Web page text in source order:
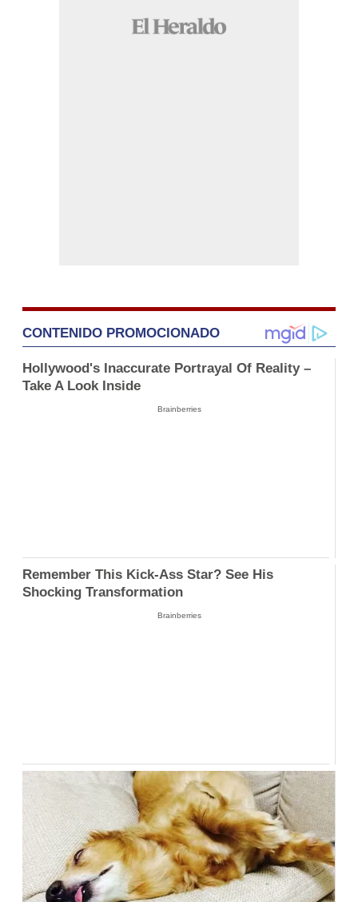
CONTENIDO PROMOCIONADO
Hollywood's Inaccurate Portrayal Of Reality –
Take A Look Inside
Brainberries
Remember This Kick-Ass Star? See His
Shocking Transformation
Brainberries